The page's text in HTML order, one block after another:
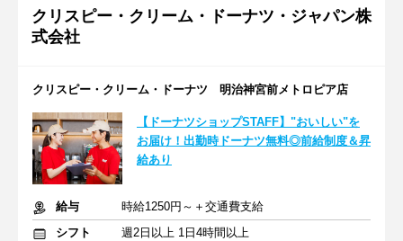
クリスピー・クリーム・ドーナツ・ジャパン株
式会社
クリスピー・クリーム・ドーナツ 明治神宮前メトロピア店
【ドーナツショップSTAFF】"おいしい"を
お届け！出勤時ドーナツ無料◎前給制度＆昇
給あり
給与
時給1250円～＋交通費支給
シフト
週2日以上 1日4時間以上